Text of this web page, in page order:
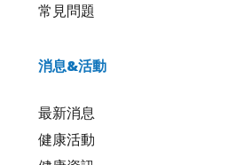
常見問題
消息&活動
最新消息
健康活動